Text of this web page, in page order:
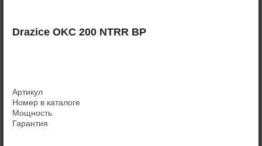
Drazice OKC 200 NTRR BP
Артикул
Номер в каталоге
Мощность
Гарантия